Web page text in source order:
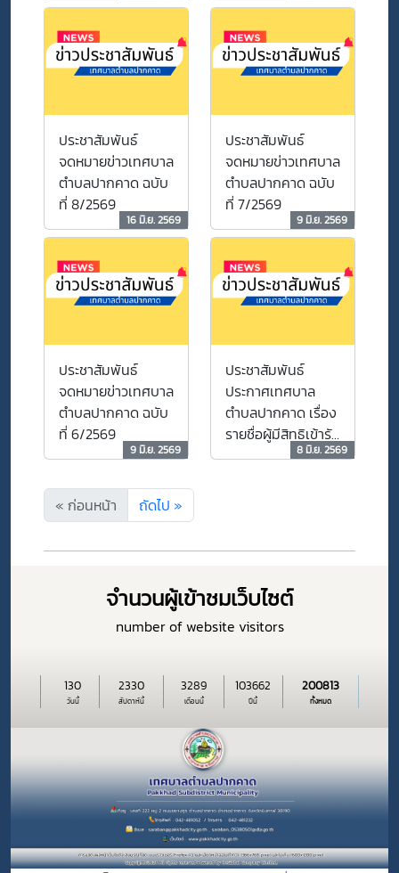
ประชาสัมพันธ์
จดหมายข่าวเทศบาล
ตำบลปากคาด ฉบับ
ที่ 8/2569
16 มิ.ย. 2569
ประชาสัมพันธ์
จดหมายข่าวเทศบาล
ตำบลปากคาด ฉบับ
ที่ 7/2569
9 มิ.ย. 2569
ประชาสัมพันธ์
จดหมายข่าวเทศบาล
ตำบลปากคาด ฉบับ
ที่ 6/2569
9 มิ.ย. 2569
ประชาสัมพันธ์
ประกาศเทศบาล
ตำบลปากคาด เรื่อง
รายชื่อผู้มีสิทธิเข้ารับ
การสอบคัดเลือก8 มิ.ย. 2569
« ก่อนหน้า ถัดไป »
จำนวนผู้เข้าชมเว็บไซต์
number of website visitors
วันนี้
130
สัปดาห์นี้
2330
เดือนนี้
3289
ปีนี้
103662
ทั้งหมด
200813